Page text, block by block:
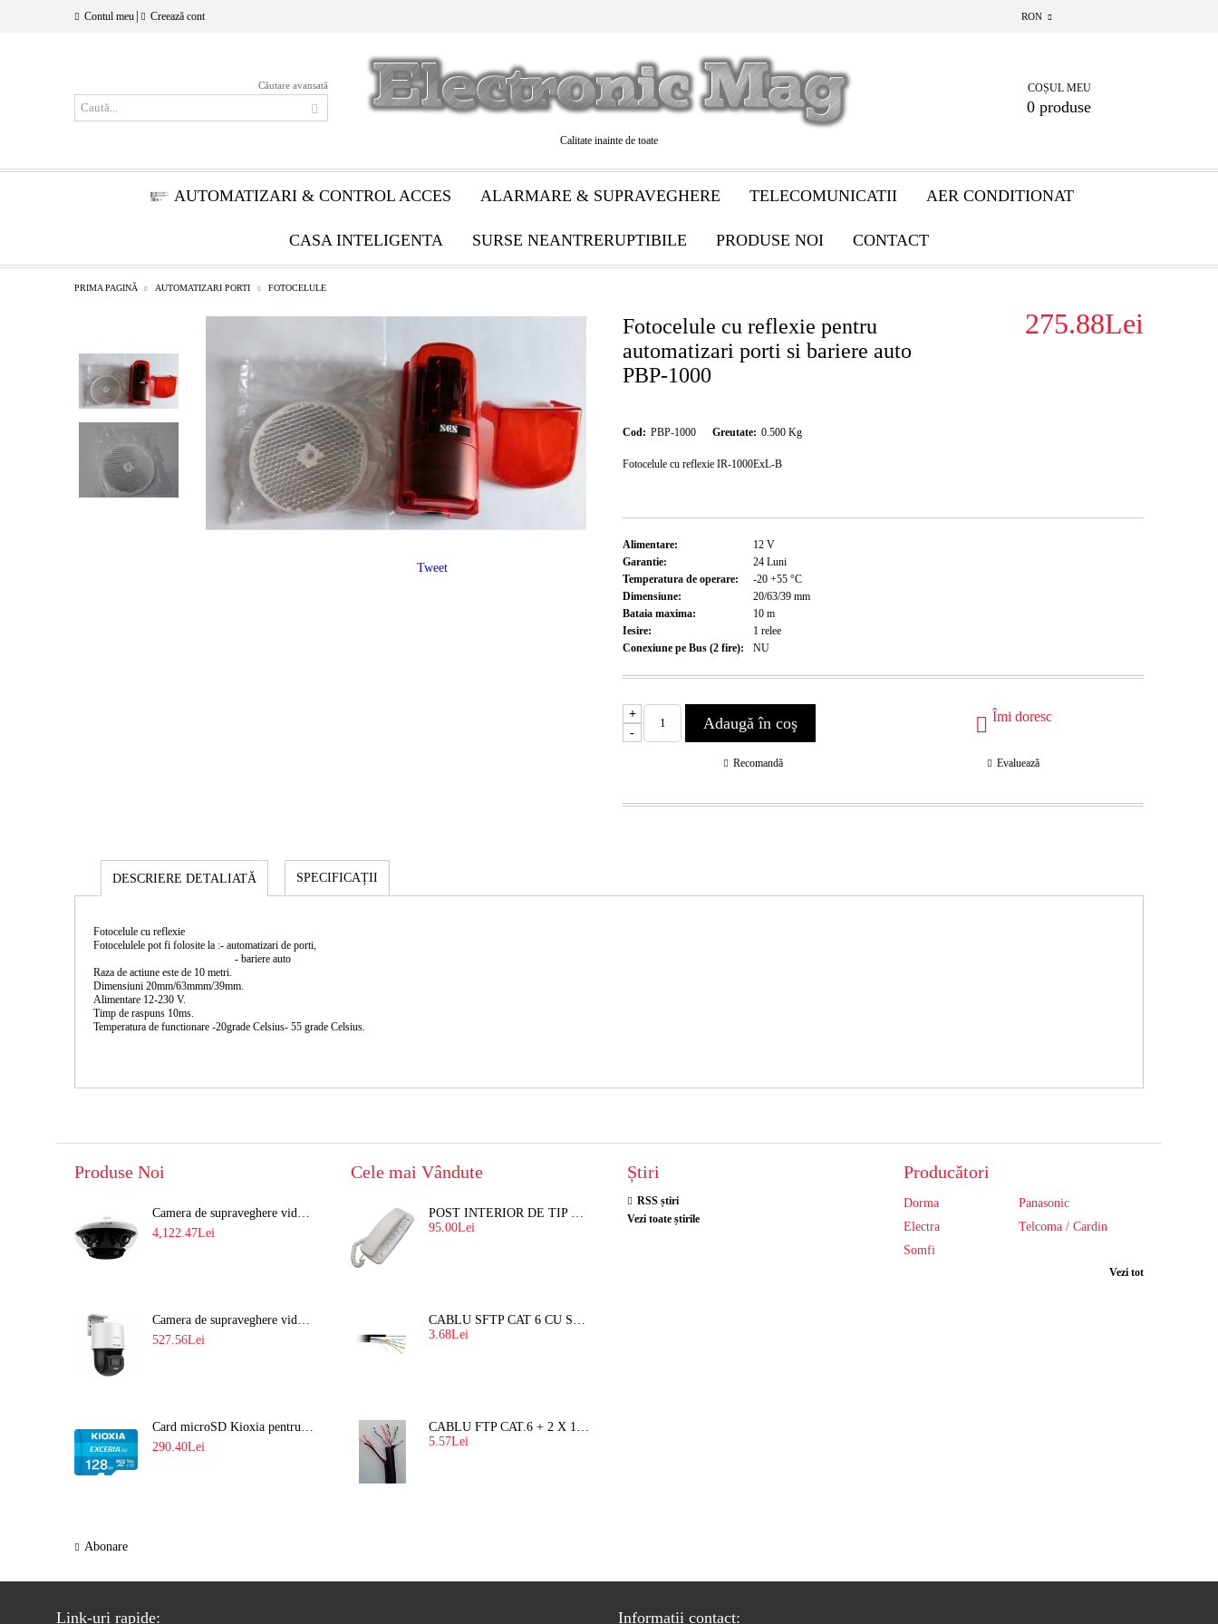
Contul meu Creează cont RON
Căutare avansată
Calitate inainte de toate
COȘUL MEU
0 produse
AUTOMATIZARI & CONTROL ACCES ALARMARE & SUPRAVEGHERE TELECOMUNICATII AER CONDITIONAT
CASA INTELIGENTA SURSE NEANTRERUPTIBILE PRODUSE NOI CONTACT
PRIMA PAGINĂ AUTOMATIZARI PORTI FOTOCELULE
Fotocelule cu reflexie pentru
automatizari porti si bariere auto
PBP-1000
275.88Lei
Cod: PBP-1000 Greutate: 0.500 Kg
Fotocelule cu reflexie IR-1000ExL-B
Alimentare: 12 V
Garantie:
24 Luni
Temperatura de operare:
-20 +55 °C
Dimensiune:
20/63/39 mm
Bataia maxima:
10 m
Iesire:
1 relee
Conexiune pe Bus (2 fire):
NU
+
-
Îmi doresc
Recomandă Evaluează
Tweet
DESCRIERE DETALIATĂ SPECIFICAȚII
Fotocelule cu reflexie
Fotocelulele pot fi folosite la :- automatizari de porti,
- bariere auto
Raza de actiune este de 10 metri.
Dimensiuni 20mm/63mmm/39mm.
Alimentare 12-230 V.
Timp de raspuns 10ms.
Temperatura de functionare -20grade Celsius- 55 grade Celsius.
Produse Noi
Camera de supraveghere video 8MP panoramica de exterior(4x2MP Stitched) Navaio NGC-7482PR
4,122.47Lei
Camera de supraveghere video IP PT 4MP cu lumina alba 30M si lentila fixa Hikvision DS-2DE2C400SCG-E F1
527.56Lei
Card microSD Kioxia pentru CCTV cu capacitate memorie 128GB Ultra HD 4K LMEX2L128GG2
290.40Lei
Abonare
Cele mai Vândute
POST INTERIOR DE TIP TELEFON RESEL, T8018 PENTRU INTERFON DE BLOC
95.00Lei
CABLU SFTP CAT 6 CU SUFA, DE EXTERIOR 8 FIRE X 0,56 MM
3.68Lei
CABLU FTP CAT.6 + 2 X 1.5 MM2 ( LITAT ) CU SUFA
5.57Lei
Știri
RSS știri
Vezi toate știrile
Producători
Dorma
Panasonic
Electra
Telcoma / Cardin
Somfi
Vezi tot
Link-uri rapide: Informatii contact: